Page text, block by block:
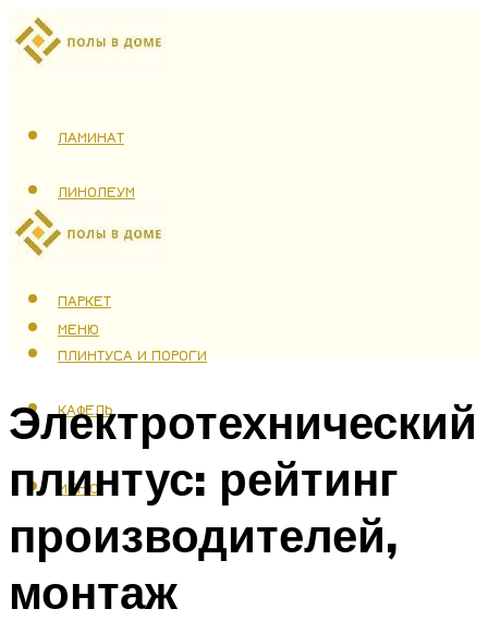
ЛАМИНАТ
ЛИНОЛЕУМ
ТЕПЛЫЙ ПОЛ
ПАРКЕТ
ПЛИНТУСА И ПОРОГИ
КАФЕЛЬ
МЕНЮ
МЕНЮ
Электротехнический
плинтус: рейтинг
производителей,
монтаж